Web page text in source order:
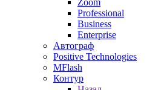
Zoom
Professional
Business
Enterprise
Автограф
Positive Technologies
MFlash
Контур